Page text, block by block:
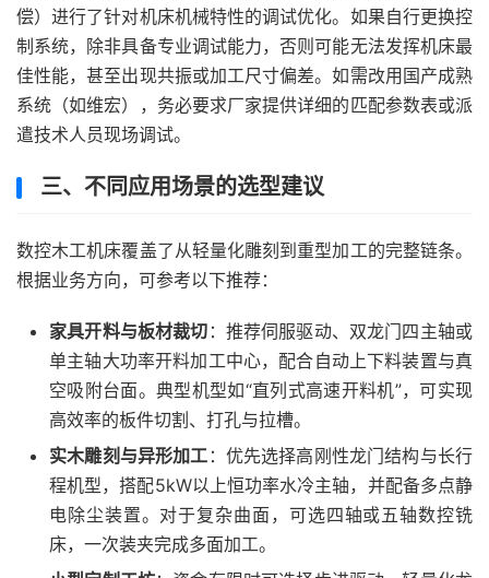
偿）进行了针对机床机械特性的调试优化。如果自行更换控
制系统，除非具备专业调试能力，否则可能无法发挥机床最
佳性能，甚至出现共振或加工尺寸偏差。如需改用国产成熟
系统（如维宏），务必要求厂家提供详细的匹配参数表或派
遣技术人员现场调试。
三、不同应用场景的选型建议
数控木工机床覆盖了从轻量化雕刻到重型加工的完整链条。
根据业务方向，可参考以下推荐：
家具开料与板材裁切 ：推荐伺服驱动、双龙门四主轴或
单主轴大功率开料加工中心，配合自动上下料装置与真
空吸附台面。典型机型如“直列式高速开料机”，可实现
高效率的板件切割、打孔与拉槽。
实木雕刻与异形加工 ：优先选择高刚性龙门结构与长行
程机型，搭配5kW以上恒功率水冷主轴，并配备多点静
电除尘装置。对于复杂曲面，可选四轴或五轴数控铣
床，一次装夹完成多面加工。